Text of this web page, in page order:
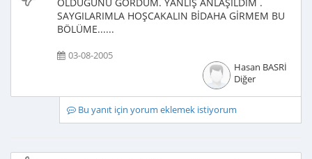
SAYGILARIMLA HOŞCAKALIN BİDAHA GİRMEM BU
BÖLÜME......
03-08-2005
Hasan BASRİ
Diğer
Bu yanıt için yorum eklemek istiyorum